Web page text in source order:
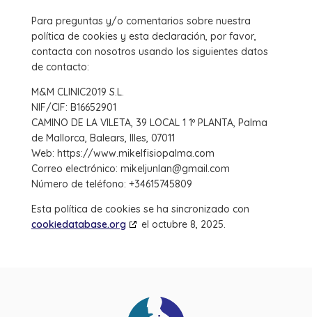
Para preguntas y/o comentarios sobre nuestra
política de cookies y esta declaración, por favor,
contacta con nosotros usando los siguientes datos
de contacto:
M&M CLINIC2019 S.L.
NIF/CIF: B16652901
CAMINO DE LA VILETA, 39 LOCAL 1 1º PLANTA, Palma
de Mallorca, Balears, Illes, 07011
Web: https://www.mikelfisiopalma.com
Correo electrónico: mikeljunlan@gmail.com
Número de teléfono: +34615745809
Esta política de cookies se ha sincronizado con
cookiedatabase.org
el octubre 8, 2025.